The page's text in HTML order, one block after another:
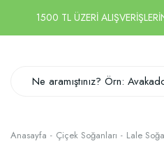
1500 TL ÜZERİ
Anasayfa Çiçek Soğanları Lale